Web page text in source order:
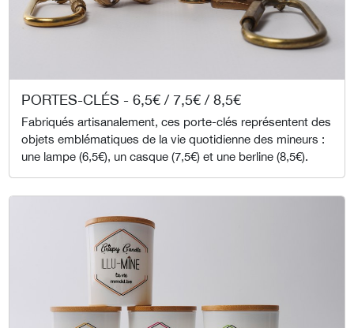
PORTES-CLÉS - 6,5€ / 7,5€ / 8,5€
Fabriqués artisanalement, ces porte-clés représentent des
objets emblématiques de la vie quotidienne des mineurs :
une lampe (6,5€), un casque (7,5€) et une berline (8,5€).